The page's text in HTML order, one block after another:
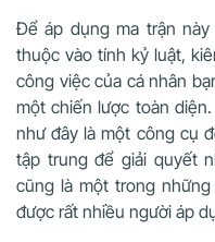
Để áp dụng ma trận
thuộc vào tính kỷ luật,
công việc của cá nhân
một chiến lược toàn
như đây là một công cụ
tập trung để giải quyết
cũng là một trong
được rất nhiều người áp